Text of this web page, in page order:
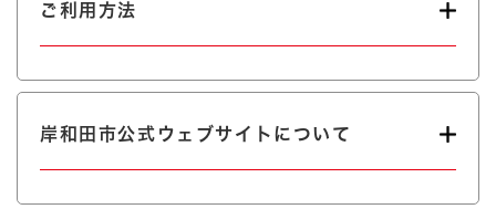
ご利用方法
岸和田市公式ウェブサイトについて